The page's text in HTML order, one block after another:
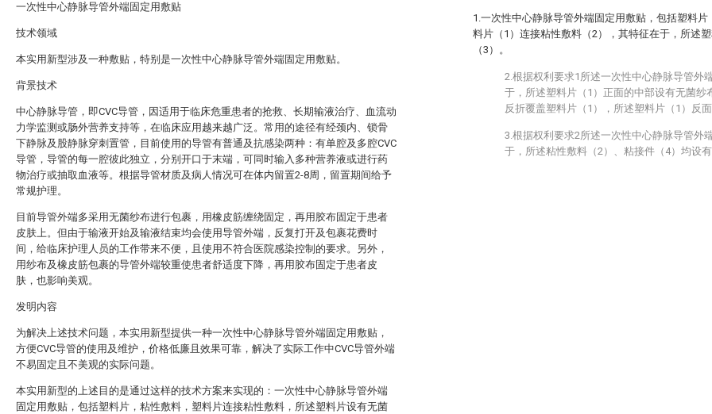
一次性中心静脉导管外端固定用敷贴
技术领域
本实用新型涉及一种敷贴，特别是一次性中心静脉导管外端固定用敷贴。
背景技术
中心静脉导管，即CVC导管，因适用于临床危重患者的抢救、长期输液治疗、血流动
力学监测或肠外营养支持等，在临床应用越来越广泛。常用的途径有经颈内、锁骨
下静脉及股静脉穿刺置管，目前使用的导管有普通及抗感染两种：有单腔及多腔CVC
导管，导管的每一腔彼此独立，分别开口于末端，可同时输入多种营养液或进行药
物治疗或抽取血液等。根据导管材质及病人情况可在体内留置2-8周，留置期间给予
常规护理。
目前导管外端多采用无菌纱布进行包裹，用橡皮筋缠绕固定，再用胶布固定于患者
皮肤上。但由于输液开始及输液结束均会使用导管外端，反复打开及包裹花费时
间，给临床护理人员的工作带来不便，且使用不符合医院感染控制的要求。另外，
用纱布及橡皮筋包裹的导管外端较重使患者舒适度下降，再用胶布固定于患者皮
肤，也影响美观。
发明内容
为解决上述技术问题，本实用新型提供一种一次性中心静脉导管外端固定用敷贴，
方便CVC导管的使用及维护，价格低廉且效果可靠，解决了实际工作中CVC导管外端
不易固定且不美观的实际问题。
本实用新型的上述目的是通过这样的技术方案来实现的：一次性中心静脉导管外端
固定用敷贴，包括塑料片，粘性敷料，塑料片连接粘性敷料，所述塑料片设有无菌
1.一次性中心静脉导管外端固定用敷贴，包括塑料
料片（1）连接粘性敷料（2），其特征在于，所述
（3）。
2.根据权利要求1所述一次性中心静脉导管外
于，所述塑料片（1）正面的中部设有无菌纱
反折覆盖塑料片（1），所述塑料片（1）反
3.根据权利要求2所述一次性中心静脉导管外
于，所述粘性敷料（2）、粘接件（4）均设